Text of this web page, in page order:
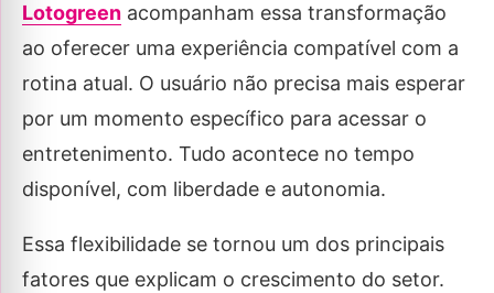
Lotogreen acompanham essa transformação
ao oferecer uma experiência compatível com a
rotina atual. O usuário não precisa mais esperar
por um momento específico para acessar o
entretenimento. Tudo acontece no tempo
disponível, com liberdade e autonomia.
Essa flexibilidade se tornou um dos principais
fatores que explicam o crescimento do setor.